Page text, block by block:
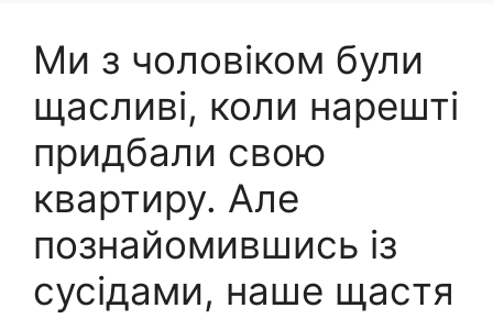
Ми з чоловіком були
щасливі, коли нарешті
придбали свою
квартиру. Але
познайомившись із
сусідами, наше щастя